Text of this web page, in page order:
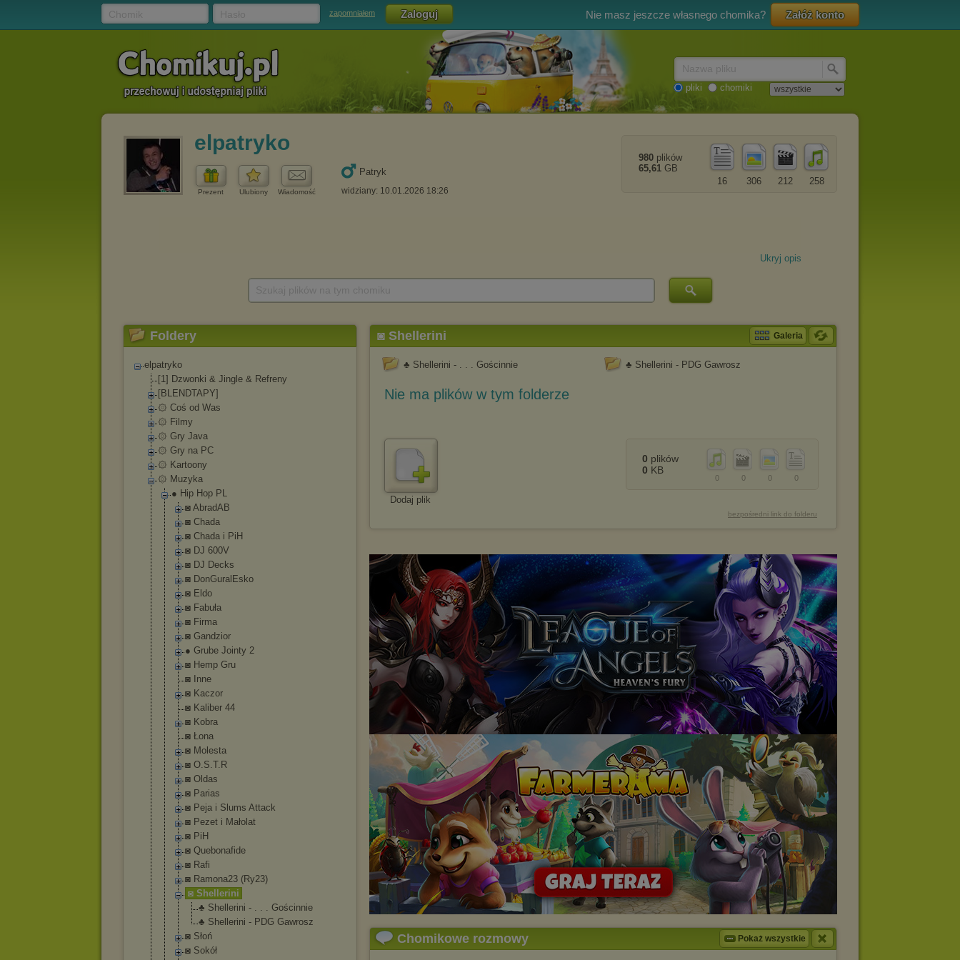
zapomniałem Nie masz jeszcze własnego chomika? Załóż konto
pliki chomiki
elpatryko
Prezent Ulubiony Wiadomość
Patryk
widziany: 10.01.2026 18:26
258
212
306
16
980 plików
65,61 GB
Ukryj opis
Foldery
elpatryko
[1] Dzwonki & Jingle & Refreny
[BLENDTAPY]
۞ Coś od Was
۞ Filmy
۞ Gry Java
۞ Gry na PC
۞ Kartoony
۞ Muzyka
● Hip Hop PL
◙ AbradAB
◙ Chada
◙ Chada i PiH
◙ DJ 600V
◙ DJ Decks
◙ DonGuralEsko
◙ Eldo
◙ Fabuła
◙ Firma
◙ Gandzior
● Grube Jointy 2
◙ Hemp Gru
◙ Inne
◙ Kaczor
◙ Kaliber 44
◙ Kobra
◙ Łona
◙ Molesta
◙ O.S.T.R
◙ Oldas
◙ Parias
◙ Peja i Slums Attack
◙ Pezet i Małolat
◙ PiH
◙ Quebonafide
◙ Rafi
◙ Ramona23 (Ry23)
◙ Shellerini
♣ Shellerini - . . . Gościnnie
♣ Shellerini - PDG Gawrosz
◙ Słoń
◙ Sokół
◙ Shellerini Galeria
♣ Shellerini - . . . Gościnnie ♣ Shellerini - PDG Gawrosz
Nie ma plików w tym folderze
Dodaj plik
0
0
0
0
0 plików
0 KB
bezpośredni link do folderu
Chomikowe rozmowy Pokaż wszystkie